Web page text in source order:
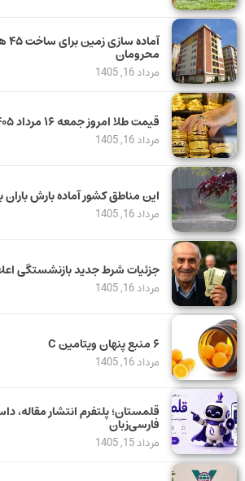
محرومان
مرداد 16, 1405
قیمت طلا امروز جمعه ۱۶ مرداد ۱۴۰۵
مرداد 16, 1405
این مناطق کشور آماده بارش باران
مرداد 16, 1405
جزئیات شرط جدید بازنشستگی
مرداد 16, 1405
۶ منبع پنهان ویتامین C
مرداد 16, 1405
قلمستان؛ پلتفرم انتشار مقاله،
فارسی‌زبان
مرداد 15, 1405